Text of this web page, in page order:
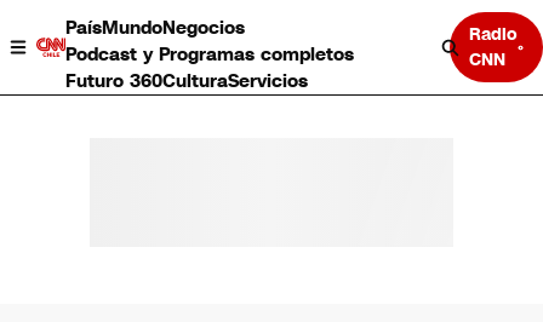
PaísMundoNegocios
Podcast y Programas completos
Futuro 360CulturaServicios
Radio
CNN